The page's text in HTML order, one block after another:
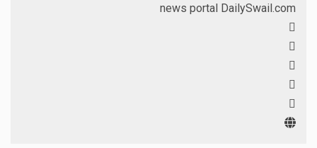
news portal DailySwail.com